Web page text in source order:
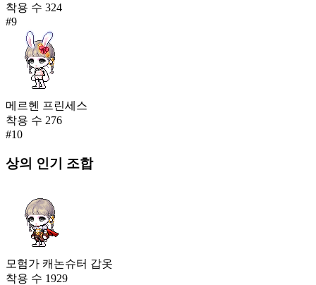
착용 수 324
#9
메르헨 프린세스
착용 수 276
#10
상의 인기 조합
모험가 캐논슈터 갑옷
착용 수 1929